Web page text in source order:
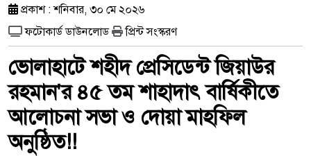
প্রকাশ : শনিবার, ৩০ মে ২০২৬
ফটোকার্ড ডাউনলোড
প্রিন্ট সংস্করণ
ভোলাহাটে শহীদ প্রেসিডেন্ট জিয়াউর
রহমান'র ৪৫ তম শাহাদাৎ বার্ষিকীতে
আলোচনা সভা ও দোয়া মাহফিল
অনুষ্ঠিত!!